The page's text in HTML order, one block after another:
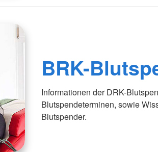
BRK-
Informationen der DRK-
Blutspendeterminen, sowie
Blutspender.